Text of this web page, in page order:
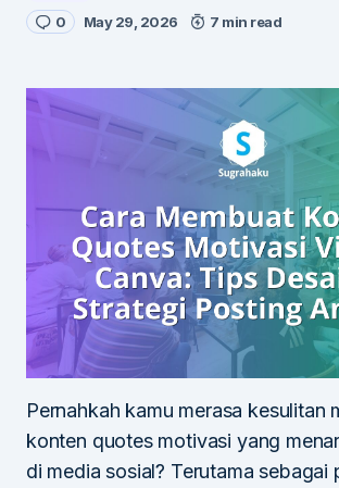
0 May 29, 2026 7 min read
Pernahkah kamu merasa kesulitan
konten quotes motivasi yang
di media sosial? Terutama sebagai